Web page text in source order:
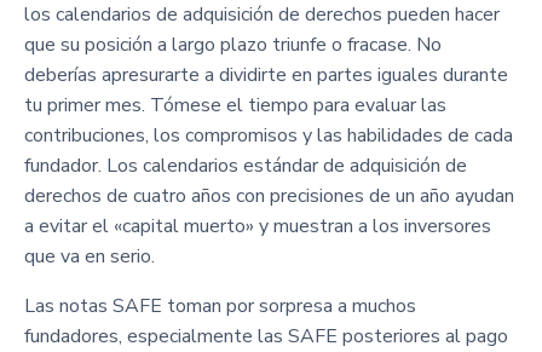
los calendarios de adquisición de derechos pueden hacer
que su posición a largo plazo triunfe o fracase. No
deberías apresurarte a dividirte en partes iguales durante
tu primer mes. Tómese el tiempo para evaluar las
contribuciones, los compromisos y las habilidades de cada
fundador. Los calendarios estándar de adquisición de
derechos de cuatro años con precisiones de un año ayudan
a evitar el «capital muerto» y muestran a los inversores
que va en serio.
Las notas SAFE toman por sorpresa a muchos
fundadores, especialmente las SAFE posteriores al pago